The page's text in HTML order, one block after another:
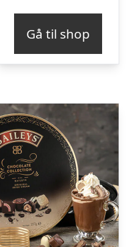
Gå til shop